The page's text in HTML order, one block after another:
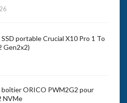
portable Crucial X10 Pro 1 To
Gen2x2)
ORICO PWM2G2 pour
NVMe